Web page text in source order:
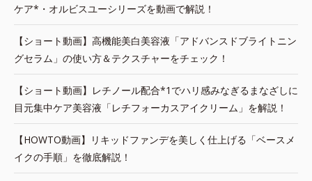
ケア*・オルビスユーシリーズを動画で解説！
【ショート動画】高機能美白美容液「アドバンスドブライトニン
グセラム」の使い方＆テクスチャーをチェック！
【ショート動画】レチノール配合*1でハリ感みなぎるまなざしに
目元集中ケア美容液「レチフォーカスアイクリーム」を解説！
【HOWTO動画】リキッドファンデを美しく仕上げる「ベースメ
イクの手順」を徹底解説！